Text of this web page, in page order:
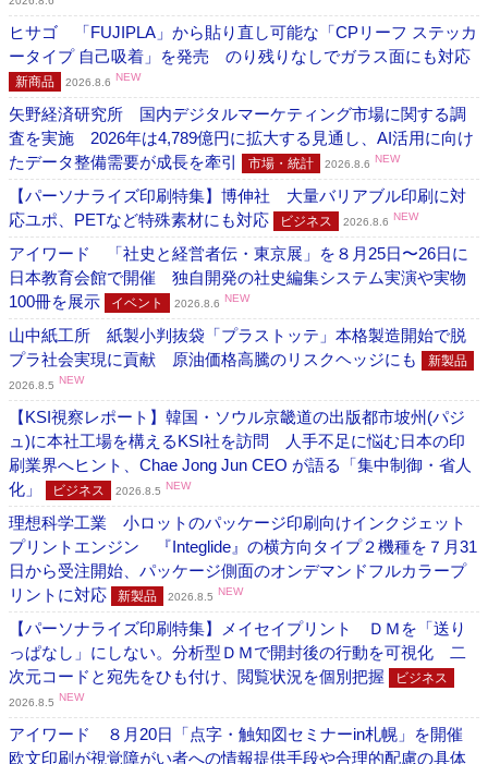
ヒサゴ 「FUJIPLA」から貼り直し可能な「CPリーフ ステッカ
ータイプ 自己吸着」を発売 のり残りなしでガラス面にも対応
新商品 2026.8.6 NEW
矢野経済研究所 国内デジタルマーケティング市場に関する調
査を実施 2026年は4,789億円に拡大する見通し、AI活用に向け
たデータ整備需要が成長を牽引
市場・統計 2026.8.6 NEW
【パーソナライズ印刷特集】博伸社 大量バリアブル印刷に対
応ユポ、PETなど特殊素材にも対応
ビジネス 2026.8.6 NEW
アイワード 「社史と経営者伝・東京展」を８月25日〜26日に
日本教育会館で開催 独自開発の社史編集システム実演や実物
100冊を展示
イベント 2026.8.6 NEW
山中紙工所 紙製小判抜袋「プラストッテ」本格製造開始で脱
プラ社会実現に貢献 原油価格高騰のリスクヘッジにも
新製品
2026.8.5 NEW
【KSI視察レポート】韓国・ソウル京畿道の出版都市坡州(パジ
ュ)に本社工場を構えるKSI社を訪問 人手不足に悩む日本の印
刷業界へヒント、Chae Jong Jun CEO が語る「集中制御・省人
化」
ビジネス 2026.8.5 NEW
理想科学工業 小ロットのパッケージ印刷向けインクジェット
プリントエンジン 『Integlide』の横方向タイプ２機種を７月31
日から受注開始、パッケージ側面のオンデマンドフルカラープ
リントに対応
新製品 2026.8.5 NEW
【パーソナライズ印刷特集】メイセイプリント ＤＭを「送り
っぱなし」にしない。分析型ＤＭで開封後の行動を可視化 二
次元コードと宛先をひも付け、閲覧状況を個別把握
ビジネス
2026.8.5 NEW
アイワード ８月20日「点字・触知図セミナーin札幌」を開催
欧文印刷が視覚障がい者への情報提供手段や合理的配慮の具体